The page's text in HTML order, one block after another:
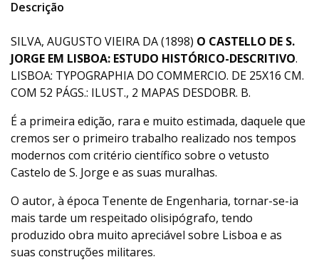
Descrição
SILVA, AUGUSTO VIEIRA DA (1898) O CASTELLO DE S.
JORGE EM LISBOA: ESTUDO HISTÓRICO-DESCRITIVO.
LISBOA: TYPOGRAPHIA DO COMMERCIO. DE 25X16 CM.
COM 52 PÁGS.: ILUST., 2 MAPAS DESDOBR. B.
É a primeira edição, rara e muito estimada, daquele que
cremos ser o primeiro trabalho realizado nos tempos
modernos com critério científico sobre o vetusto
Castelo de S. Jorge e as suas muralhas.
O autor, à época Tenente de Engenharia, tornar-se-ia
mais tarde um respeitado olisipógrafo, tendo
produzido obra muito apreciável sobre Lisboa e as
suas construções militares.